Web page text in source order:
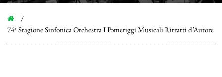
74ª Stagione Sinfonica Orchestra I Pomeriggi Musicali Ritratti d’Autore